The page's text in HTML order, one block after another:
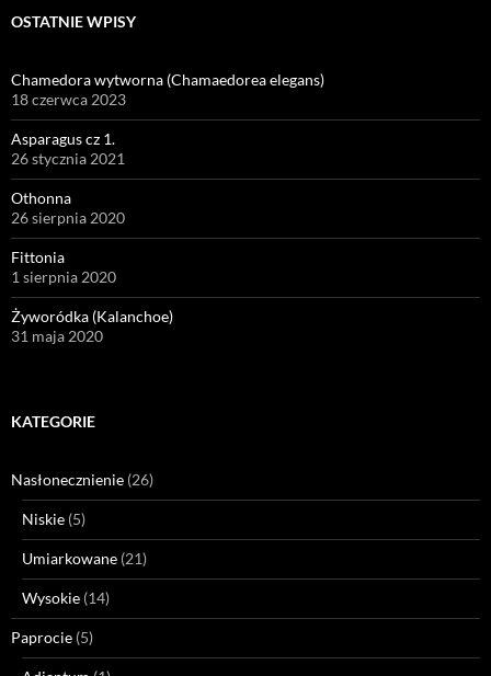
OSTATNIE WPISY
Chamedora wytworna (Chamaedorea elegans)
18 czerwca 2023
Asparagus cz 1.
26 stycznia 2021
Othonna
26 sierpnia 2020
Fittonia
1 sierpnia 2020
Żyworódka (Kalanchoe)
31 maja 2020
KATEGORIE
Nasłonecznienie (26)
Niskie (5)
Umiarkowane (21)
Wysokie (14)
Paprocie (5)